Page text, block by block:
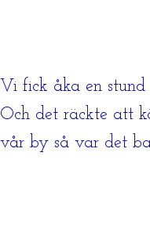
Vi fick åka en
Och det räckte att
vår by så var det